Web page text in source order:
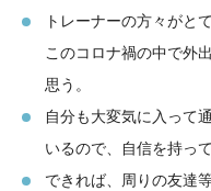
トレーナーの方々がと
このコロナ禍の中で外
思う。
自分も大変気に入って
いるので、自信を持っ
できれば、周りの友達